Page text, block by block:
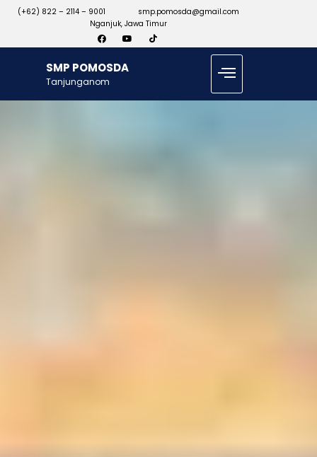
(+62) 822 – 2114 – 9001
smp.pomosda@gmail.com
Nganjuk, Jawa Timur
SMP POMOSDA
Tanjunganom